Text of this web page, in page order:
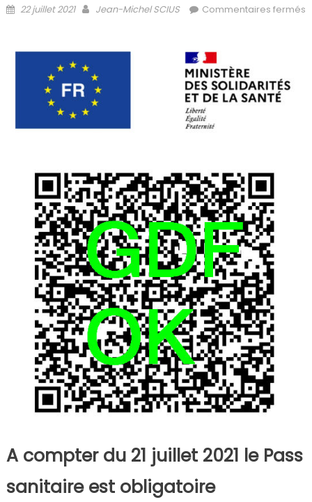
Posted on
22 juillet 2021 Author
Jean-Michel SCIUS
Commentaires fermés
A compter du 21 juillet 2021 le Pass
sanitaire est obligatoire